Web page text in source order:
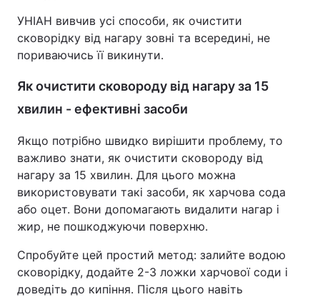
УНІАН вивчив усі способи, як очистити
сковорідку від нагару зовні та всередині, не
пориваючись її викинути.
Як очистити сковороду від нагару за 15
хвилин - ефективні засоби
Якщо потрібно швидко вирішити проблему, то
важливо знати, як очистити сковороду від
нагару за 15 хвилин. Для цього можна
використовувати такі засоби, як харчова сода
або оцет. Вони допомагають видалити нагар і
жир, не пошкоджуючи поверхню.
Спробуйте цей простий метод: залийте водою
сковорідку, додайте 2-3 ложки харчової соди і
доведіть до кипіння. Після цього навіть